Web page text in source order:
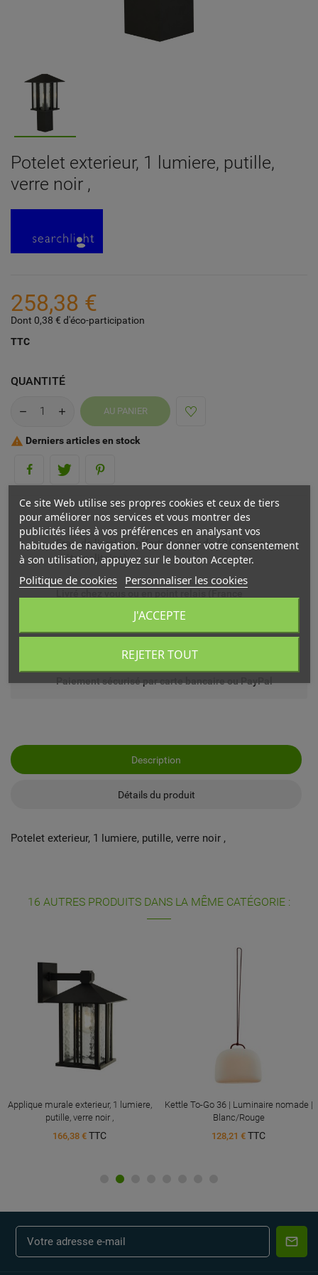
Potelet exterieur, 1 lumiere, putille,
verre noir ,
258,38 €
Dont 0,38 € d'éco-participation
TTC
QUANTITÉ
AU PANIER
 Derniers articles en stock
Frais de livraison offerts à partir de 69€ (France
métropolitaine)
Paiement sécurisé par carte bancaire ou PayPal
Description
Détails du produit
Potelet exterieur, 1 lumiere, putille, verre noir ,
16 AUTRES PRODUITS DANS LA MÊME CATÉGORIE :
Applique murale exterieur, 1 lumiere,
putille, verre noir ,
166,38 € TTC
Kettle To-Go 36 | Luminaire nomade |
Blanc/Rouge
128,21 € TTC
Ce site Web utilise ses propres cookies et ceux de tiers
pour améliorer nos services et vous montrer des
publicités liées à vos préférences en analysant vos
habitudes de navigation. Pour donner votre consentement
à son utilisation, appuyez sur le bouton Accepter.
Politique de cookies Personnaliser les cookies
REJETER TOUT
J'ACCEPTE